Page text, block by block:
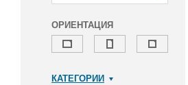
ОРИЕНТАЦИЯ
КАТЕГОРИИ